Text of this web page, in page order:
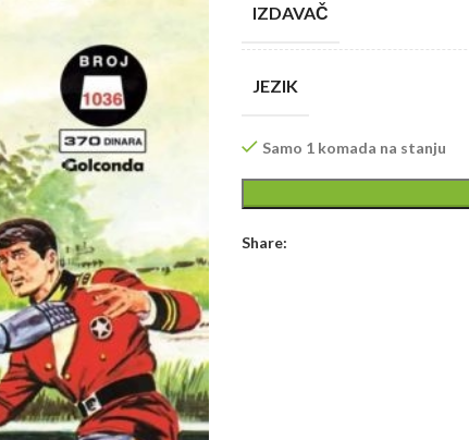
IZDAVAČ
JEZIK
Samo 1 komada na stanju
Share: